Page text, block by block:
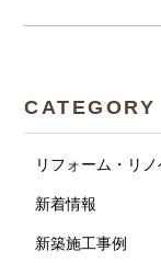
CATEGORY
リフォーム・リ
新着情報
新築施工事例